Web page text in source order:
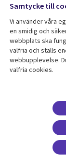
Resurscenter
SWEDEN
Följ oss
Social
Media
SWEDEN
Samtycke till
Vi använder våra
en smidig och
webbplats ska
valfria och ställs
webbupplevelse.
valfria cookies.